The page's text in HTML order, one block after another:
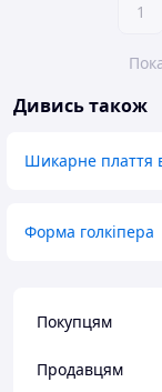
1
Дивись також
Шикарне плаття
Форма голкіпера
Покупцям
Продавцям